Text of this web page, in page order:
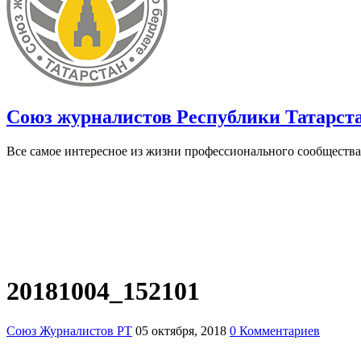
Союз журналистов Республики
Все самое интересное из жизни профессионального сообщества
20181004_152101
Союз Журналистов РТ 05 октября, 2018 0 Комментариев